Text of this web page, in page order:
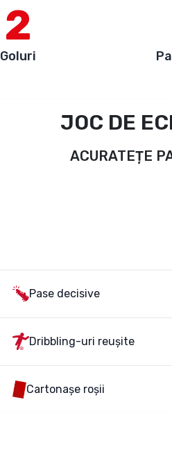
2
Goluri
JOC DE
ACURATEȚE
Pase decisive
Dribbling-uri reușite
Cartonașe roșii